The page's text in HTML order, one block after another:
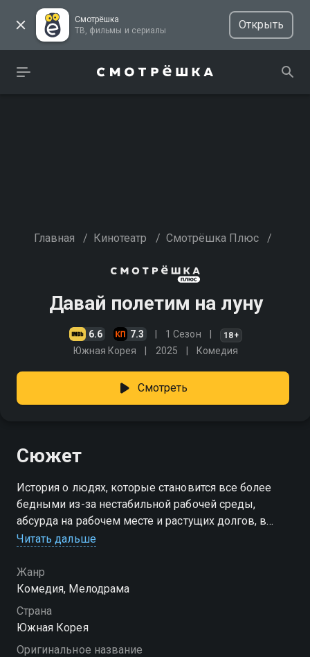
Смотрёшка
ТВ, фильмы и сериалы
Открыть
Главная / Кинотеатр / Смотрёшка Плюс /
Давай полетим на луну
6.6 7.3 1 Сезон 18+
Южная Корея 2025 Комедия
Смотреть
Сюжет
История о людях, которые становится все более
бедными из-за нестабильной рабочей среды,
абсурда на рабочем месте и растущих долгов, в
отличие от мира богачей. Девушка работает в
совету коллег решает вложиться в криптовалюту.
Читать дальше
Жанр
Комедия, Мелодрама
Страна
Южная Корея
Оригинальное название